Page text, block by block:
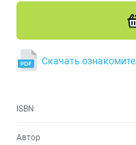
ISBN
Автор
Скачать